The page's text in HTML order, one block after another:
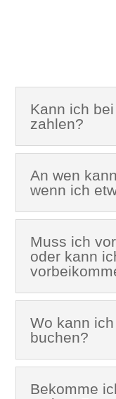
Kann ich
zahlen?
An wen
wenn ich
Muss ich
oder kann
Wo kann
buchen?
Bekomme